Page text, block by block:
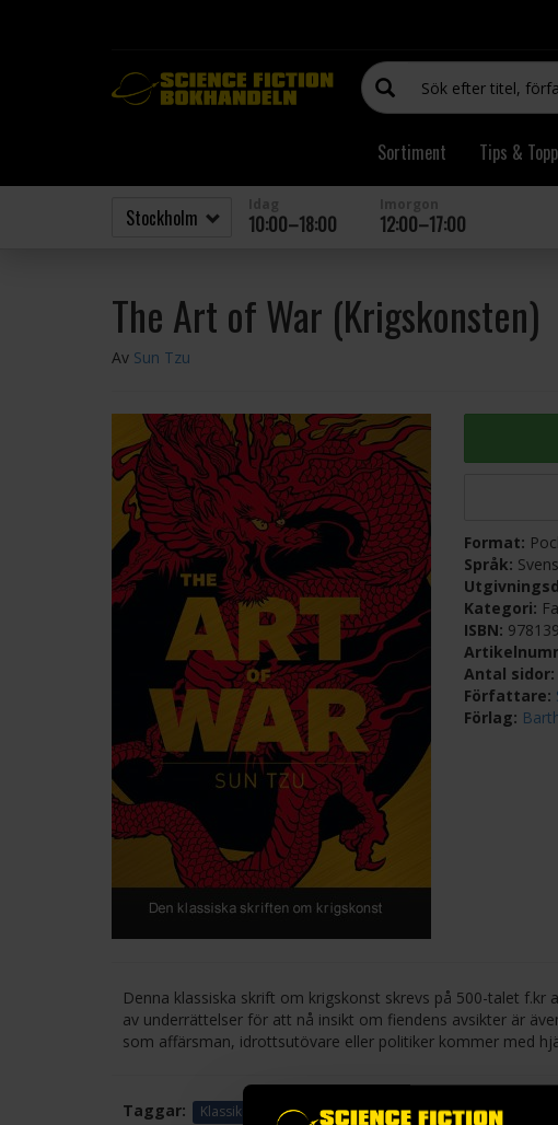
Sortiment Tips &
10:00–18:00 12:00–17:00
The Art of War (Krigskonsten)
Av Sun Tzu
Format:
Språk:
Kategori:
ISBN:
Antal sidor:
Författare:
Förlag:
Denna klassiska skrift om krigskonst skrevs på 500-talet f.kr
av underrättelser för att nå insikt om fiendens avsikter är
som affärsman, idrottsutövare eller politiker kommer med
Taggar: Klassiker